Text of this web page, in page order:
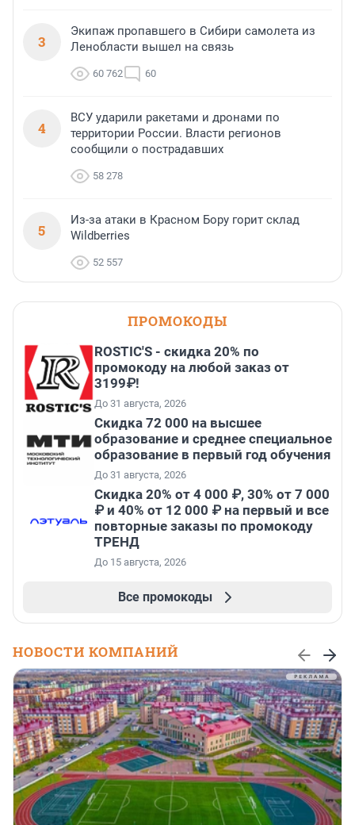
3
Экипаж пропавшего в Сибири самолета из
Ленобласти вышел на связь
60 762 60
4
ВСУ ударили ракетами и дронами по
территории России. Власти регионов
сообщили о пострадавших
58 278
5
Из-за атаки в Красном Бору горит склад
Wildberries
52 557
ПРОМОКОДЫ
ROSTIC'S - скидка 20% по
промокоду на любой заказ от
3199₽!
До 31 августа, 2026
Скидка 72 000 на высшее
образование и среднее специальное
образование в первый год обучения
До 31 августа, 2026
Скидка 20% от 4 000 ₽, 30% от 7 000
₽ и 40% от 12 000 ₽ на первый и все
повторные заказы по промокоду
ТРЕНД
До 15 августа, 2026
Все промокоды
НОВОСТИ КОМПАНИЙ